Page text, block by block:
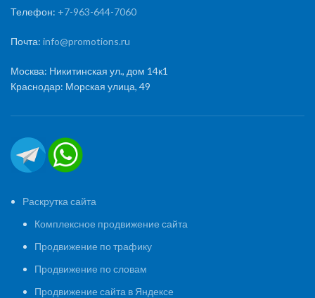
Телефон: +7-963-644-7060
Почта: info@promotions.ru
Москва: Никитинская ул., дом 14к1
Краснодар: Морская улица, 49
Раскрутка сайта
Комплексное продвижение сайта
Продвижение по трафику
Продвижение по словам
Продвижение сайта в Яндексе